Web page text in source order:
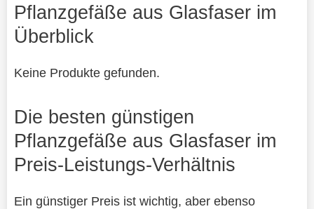
Pflanzgefäße aus Glasfaser im
Überblick
Keine Produkte gefunden.
Die besten günstigen
Pflanzgefäße aus Glasfaser im
Preis-Leistungs-Verhältnis
Ein günstiger Preis ist wichtig, aber ebenso